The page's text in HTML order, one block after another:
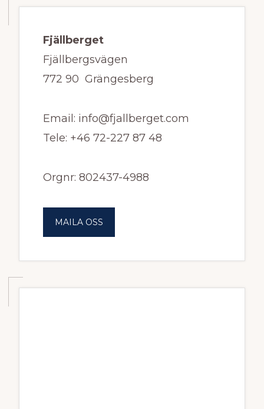
Fjällberget
Fjällbergsvägen
772 90 Grängesberg
Email: info@fjallberget.com
Tele: +46 72-227 87 48
Orgnr: 802437-4988
MAILA OSS